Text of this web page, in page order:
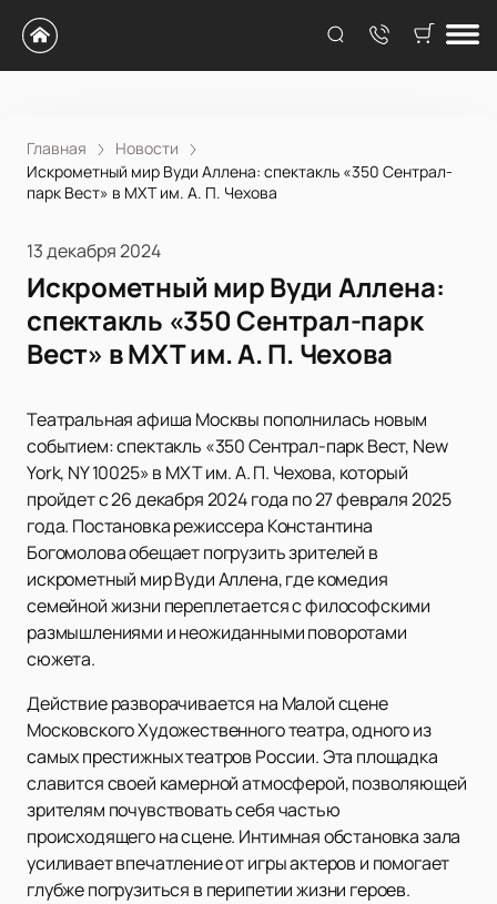
Главная
Новости
Искрометный мир Вуди Аллена: спектакль «350 Сентрал-
парк Вест» в МХТ им. А. П. Чехова
13 декабря 2024
Искрометный мир Вуди Аллена:
спектакль «350 Сентрал-парк
Вест» в МХТ им. А. П. Чехова
Театральная афиша Москвы пополнилась новым
событием: спектакль «350 Сентрал-парк Вест, New
York, NY 10025» в МХТ им. А. П. Чехова, который
пройдет с 26 декабря 2024 года по 27 февраля 2025
года. Постановка режиссера Константина
Богомолова обещает погрузить зрителей в
искрометный мир Вуди Аллена, где комедия
семейной жизни переплетается с философскими
размышлениями и неожиданными поворотами
сюжета.
Действие разворачивается на Малой сцене
Московского Художественного театра, одного из
самых престижных театров России. Эта площадка
славится своей камерной атмосферой, позволяющей
зрителям почувствовать себя частью
происходящего на сцене. Интимная обстановка зала
усиливает впечатление от игры актеров и помогает
глубже погрузиться в перипетии жизни героев.